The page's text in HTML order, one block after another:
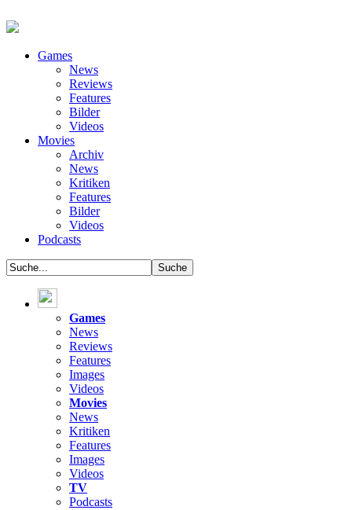
Games
News
Reviews
Features
Bilder
Videos
Movies
Archiv
News
Kritiken
Features
Bilder
Videos
Podcasts
Games
News
Reviews
Features
Images
Videos
Movies
News
Kritiken
Features
Images
Videos
TV
Podcasts